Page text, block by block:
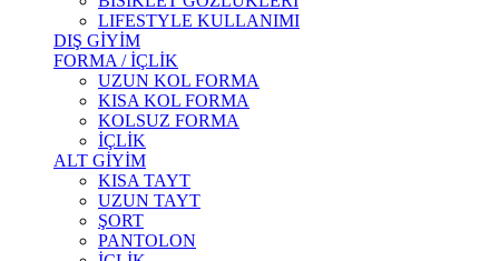
LIFESTYLE KULLANIMI
DIŞ GİYİM
FORMA / İÇLİK
UZUN KOL FORMA
KISA KOL FORMA
KOLSUZ FORMA
İÇLİK
ALT GİYİM
KISA TAYT
UZUN TAYT
ŞORT
PANTOLON